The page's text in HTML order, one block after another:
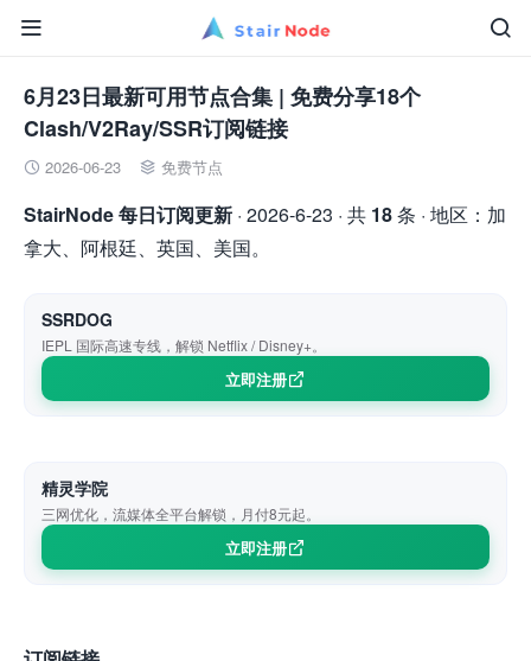


6月23日最新可用节点合集 | 免费分享18个
Clash/V2Ray/SSR订阅链接
 2026-06-23  免费节点
StairNode 每日订阅更新 · 2026-6-23 · 共 18条 · 地区：加
拿大、阿根廷、英国、美国。
SSRDOG
IEPL 国际高速专线，解锁 Netflix / Disney+。
立即注册
精灵学院
三网优化，流媒体全平台解锁，月付8元起。
立即注册